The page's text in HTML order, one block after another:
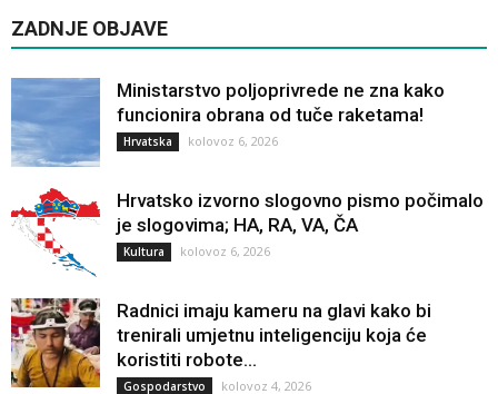
ZADNJE OBJAVE
Ministarstvo poljoprivrede ne zna kako
funcionira obrana od tuče raketama!
Hrvatska kolovoz 6, 2026
Hrvatsko izvorno slogovno pismo počimalo
je slogovima; HA, RA, VA, ČA
Kultura kolovoz 6, 2026
Radnici imaju kameru na glavi kako bi
trenirali umjetnu inteligenciju koja će
koristiti robote...
Gospodarstvo kolovoz 4, 2026